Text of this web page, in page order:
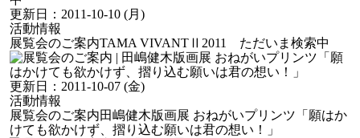
更新日： 2011-10-10 (月)
活動情報
展覧会のご案内TAMA VIVANTⅡ2011 ただいま検索中
更新日： 2011-10-07 (金)
活動情報
展覧会のご案内田嶋健木版画展 おねがいプリンツ「願はか
けても欲かけず、摺り込む願いは君の想い！」